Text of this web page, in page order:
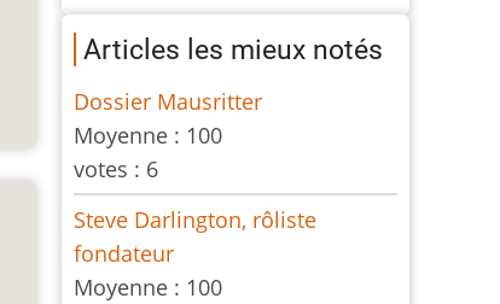
Articles les mieux notés
Dossier Mausritter
Moyenne : 100
votes : 6
Steve Darlington, rôliste
fondateur
Moyenne : 100